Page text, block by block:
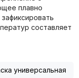
плавно
составляет
универсальная